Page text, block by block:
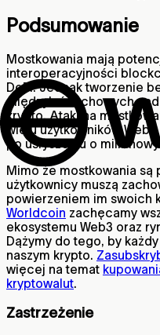
Podsumowanie
Mostkowania mają
interoperacyjności
DeFi. Jednak tworzenie
międzyłańcuchowych
krypto. Ataki na
wielu użytkowników
po usłyszeniu o
Mimo że mostkowania są
użytkownicy muszą
powierzeniem im swoich
Worldcoin zachęcamy
ekosystemu Web3 oraz
Dążymy do tego, by
naszym krypto.
więcej na temat
kryptowalut.
Zastrzeżenie